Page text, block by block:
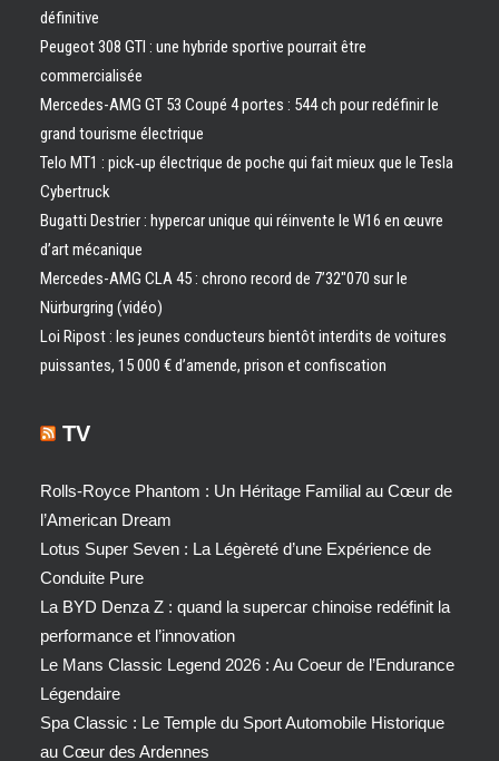
définitive
Peugeot 308 GTI : une hybride sportive pourrait être
commercialisée
Mercedes-AMG GT 53 Coupé 4 portes : 544 ch pour redéfinir le
grand tourisme électrique
Telo MT1 : pick‑up électrique de poche qui fait mieux que le Tesla
Cybertruck
Bugatti Destrier : hypercar unique qui réinvente le W16 en œuvre
d’art mécanique
Mercedes-AMG CLA 45 : chrono record de 7’32″070 sur le
Nürburgring (vidéo)
Loi Ripost : les jeunes conducteurs bientôt interdits de voitures
puissantes, 15 000 € d’amende, prison et confiscation
TV
Rolls-Royce Phantom : Un Héritage Familial au Cœur de
l’American Dream
Lotus Super Seven : La Légèreté d’une Expérience de
Conduite Pure
La BYD Denza Z : quand la supercar chinoise redéfinit la
performance et l’innovation
Le Mans Classic Legend 2026 : Au Coeur de l’Endurance
Légendaire
Spa Classic : Le Temple du Sport Automobile Historique
au Cœur des Ardennes